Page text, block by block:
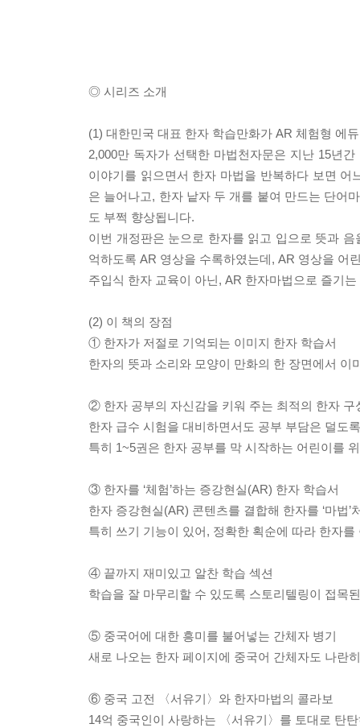
◎ 시리즈 소개
(1) 대한민국 대표 한자 학습만화가 AR 체험형 에
2,000만 독자가 선택한 마법천자문은 지난 15년
이야기를 읽으면서 한자 마법을 반복하다 보면
은 늘어나고, 한자 낱자 두 개를 붙여 만드는 단어
도 부쩍 향상됩니다.
이번 개정판은 눈으로 한자를 읽고 입으로 뜻과
억하도록 AR 영상을 수록하였는데, AR 영상을 어
주입식 한자 교육이 아닌, AR 한자마법으로 즐기
(2) 이 책의 장점
① 한자가 저절로 기억되는 이미지 한자 학습서
한자의 뜻과 소리와 모양이 만화의 한 장면에서
② 한자 공부의 자신감을 키워 주는 최적의 한자 구
한자 급수 시험을 대비하면서도 공부 부담은 덜도
특히 1~5권은 한자 공부를 막 시작하는 어린이를
③ 한자를 ‘체험’하는 증강현실(AR) 한자 학습서
한자 증강현실(AR) 콘텐츠를 결합해 한자를 ‘마법’
특히 쓰기 기능이 있어, 정확한 획순에 따라 한자를
④ 끝까지 재미있고 알찬 학습 섹션
학습을 잘 마무리할 수 있도록 스토리텔링이 접목
⑤ 중국어에 대한 흥미를 불어넣는 간체자 병기
새로 나오는 한자 페이지에 중국어 간체자도 나란
⑥ 중국 고전 〈서유기〉와 한자마법의 콜라보
14억 중국인이 사랑하는 〈서유기〉를 토대로 탄